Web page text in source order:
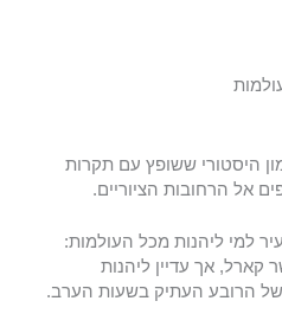
היסטורי ששופץ עם תקרות
אל הרחובות הציוריים.
למי ליהנות מכל העולמות:
קארל, אך עדיין ליהנות
הרובע העתיק בשעות הערב.